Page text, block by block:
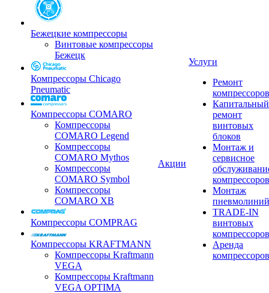
Бежецкие компрессоры
Винтовые компрессоры
Бежецк
Компрессоры Chicago
Pneumatic
Компрессоры COMARO
Компрессоры
COMARO Legend
Компрессоры
COMARO Mythos
Компрессоры
COMARO Symbol
Компрессоры
COMARO XB
Компрессоры COMPRAG
Компрессоры KRAFTMANN
Компрессоры Kraftmann
VEGA
Компрессоры Kraftmann
VEGA OPTIMA
Акции
Услуги
Ремонт
компрессоров
Капитальный
ремонт
винтовых
блоков
Монтаж и
сервисное
компрессоров
Монтаж
пневмолиний
TRADE-IN
винтовых
компрессоров
Аренда
компрессоров